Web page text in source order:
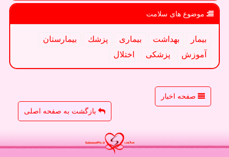
موضوع های سلامت
بیمار بهداشت بیماری پزشك
بیمارستان
آموزش
پزشكی اختلال
صفحه اخبار
بازگشت به صفحه اصلی